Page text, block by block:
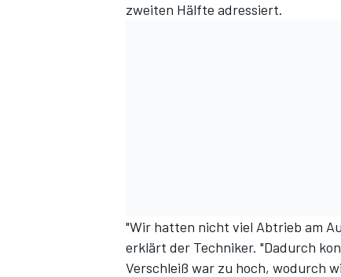
SPORTWAGEN
zweiten Hälfte adressiert.
"Wir hatten nicht viel Abtrieb am
erklärt der Techniker. "Dadurch
Verschleiß war zu hoch, wodurch